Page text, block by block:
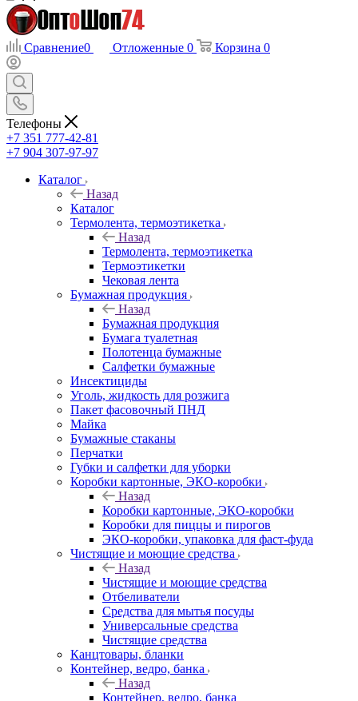
Сравнение0 Отложенные 0 Корзина 0
Телефоны
+7 351 777-42-81
+7 904 307-97-97
Каталог
Назад
Каталог
Термолента, термоэтикетка
Назад
Термолента, термоэтикетка
Термоэтикетки
Чековая лента
Бумажная продукция
Назад
Бумажная продукция
Бумага туалетная
Полотенца бумажные
Салфетки бумажные
Инсектициды
Уголь, жидкость для розжига
Пакет фасовочный ПНД
Майка
Бумажные стаканы
Перчатки
Губки и салфетки для уборки
Коробки картонные, ЭКО-коробки
Назад
Коробки картонные, ЭКО-коробки
Коробки для пиццы и пирогов
ЭКО-коробки, упаковка для фаст-фуда
Чистящие и моющие средства
Назад
Чистящие и моющие средства
Отбеливатели
Средства для мытья посуды
Универсальные средства
Чистящие средства
Канцтовары, бланки
Контейнер, ведро, банка
Назад
Контейнер, ведро, банка